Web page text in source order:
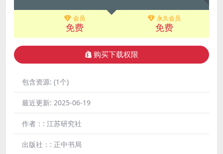
会员
免费
永久会员
免费
购买下载权限
包含资源: (1个)
最近更新: 2025-06-19
作者：: 江苏研究社
出版社：: 正中书局